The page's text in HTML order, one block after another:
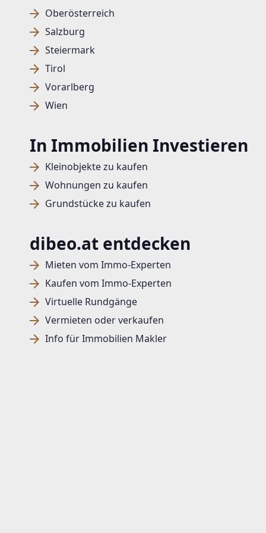
Oberösterreich
Salzburg
Steiermark
Tirol
Vorarlberg
Wien
In Immobilien Investieren
Kleinobjekte zu kaufen
Wohnungen zu kaufen
Grundstücke zu kaufen
dibeo.at entdecken
Mieten vom Immo-Experten
Kaufen vom Immo-Experten
Virtuelle Rundgänge
Vermieten oder verkaufen
Info für Immobilien Makler